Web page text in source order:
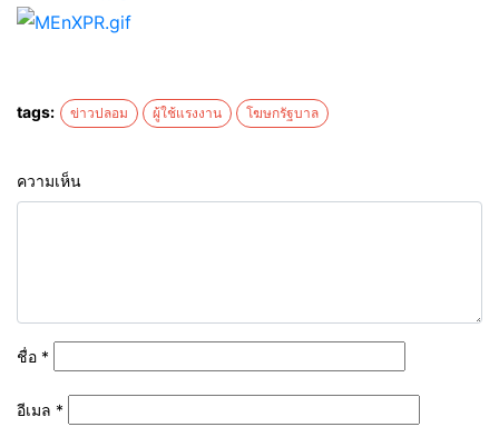
tags: ข่าวปลอม ผู้ใช้แรงงาน โฆษกรัฐบาล
ความเห็น
ชื่อ *
อีเมล *